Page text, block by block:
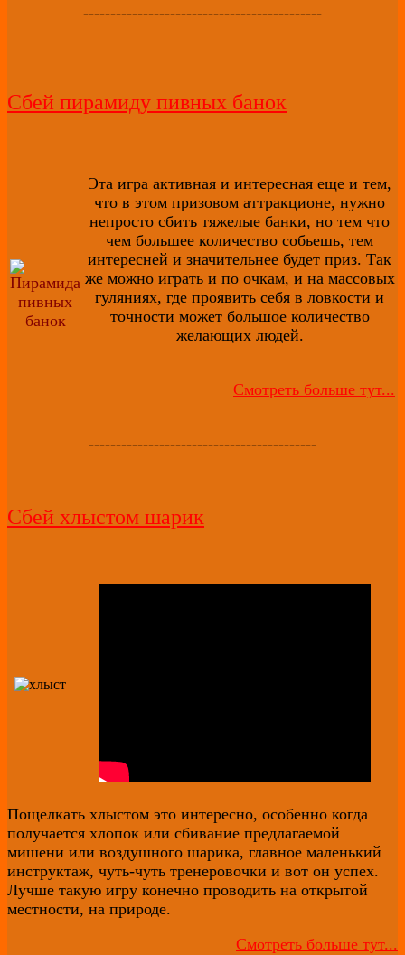
--------------------------------------------
Сбей пирамиду пивных банок
Эта игра активная и интересная еще и тем,
что в этом призовом аттракционе, нужно
непросто сбить тяжелые банки, но тем что
чем большее количество собьешь, тем
интересней и значительнее будет приз. Так
же можно играть и по очкам, и на массовых
гуляниях, где проявить себя в ловкости и
точности может большое количество
желающих людей.
Смотреть больше тут...
------------------------------------------
Сбей хлыстом шарик
Пощелкать хлыстом это интересно, особенно когда
получается хлопок или сбивание предлагаемой
мишени или воздушного шарика, главное маленький
инструктаж, чуть-чуть тренеровочки и вот он успех.
Лучше такую игру конечно проводить на открытой
местности, на природе.
Смотреть больше тут...